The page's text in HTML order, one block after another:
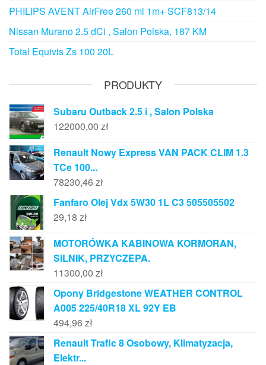
PHILIPS AVENT AirFree 260 ml 1m+ SCF813/14
Nissan Murano 2.5 dCi , Salon Polska, 187 KM
Total Equivis Zs 100 20L
PRODUKTY
Subaru Outback 2.5 i , Salon Polska
122000,00 zł
Renault Nowy Express VAN PACK CLIM 1.3
TCe 100...
78230,46 zł
Fanfaro Olej Vdx 5W30 1L C3 505505502
29,18 zł
MOTORÓWKA KABINOWA KORMORAN,
SILNIK, PRZYCZEPA.
11300,00 zł
Opony Bridgestone WEATHER CONTROL
A005 225/40R18 XL 92Y EB
494,96 zł
Renault Trafic 8 Osobowy, Klimatyzacja,
Elektr...